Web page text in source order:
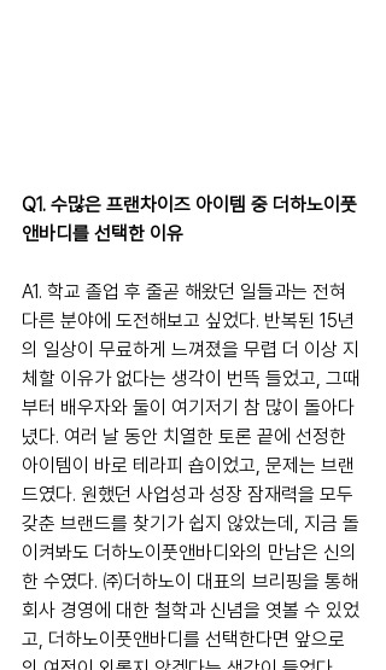
Q1. 수많은 프랜차이즈 아이템 중 더하노이풋
앤바디를 선택한 이유
A1. 학교 졸업 후 줄곧 해왔던 일들과는 전혀
다른 분야에 도전해보고 싶었다. 반복된 15년
의 일상이 무료하게 느껴졌을 무렵 더 이상 지
체할 이유가 없다는 생각이 번뜩 들었고, 그때
부터 배우자와 둘이 여기저기 참 많이 돌아다
녔다. 여러 날 동안 치열한 토론 끝에 선정한
아이템이 바로 테라피 숍이었고, 문제는 브랜
드였다. 원했던 사업성과 성장 잠재력을 모두
갖춘 브랜드를 찾기가 쉽지 않았는데, 지금 돌
이켜봐도 더하노이풋앤바디와의 만남은 신의
한 수였다. ㈜더하노이 대표의 브리핑을 통해
회사 경영에 대한 철학과 신념을 엿볼 수 있었
고, 더하노이풋앤바디를 선택한다면 앞으로